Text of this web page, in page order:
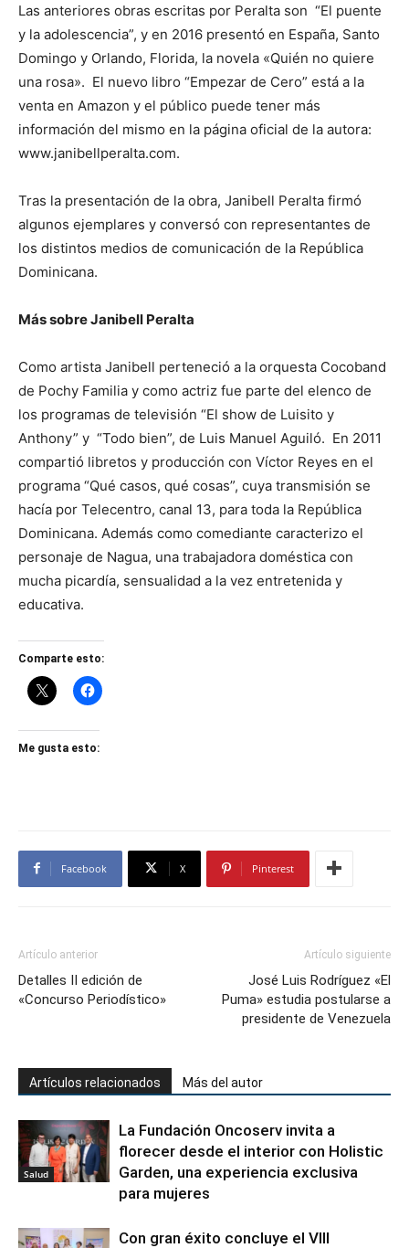
Las anteriores obras escritas por Peralta son “El puente
y la adolescencia”, y en 2016 presentó en España, Santo
Domingo y Orlando, Florida, la novela «Quién no quiere
una rosa». El nuevo libro “Empezar de Cero” está a la
venta en Amazon y el público puede tener más
información del mismo en la página oficial de la autora:
www.janibellperalta.com.
Tras la presentación de la obra, Janibell Peralta firmó
algunos ejemplares y conversó con representantes de
los distintos medios de comunicación de la República
Dominicana.
Más sobre Janibell Peralta
Como artista Janibell perteneció a la orquesta Cocoband
de Pochy Familia y como actriz fue parte del elenco de
los programas de televisión “El show de Luisito y
Anthony” y “Todo bien”, de Luis Manuel Aguiló. En 2011
compartió libretos y producción con Víctor Reyes en el
programa “Qué casos, qué cosas”, cuya transmisión se
hacía por Telecentro, canal 13, para toda la República
Dominicana. Además como comediante caracterizo el
personaje de Nagua, una trabajadora doméstica con
mucha picardía, sensualidad a la vez entretenida y
educativa.
Comparte esto:
Me gusta esto:
Facebook X Pinterest
Artículo anterior
Detalles II edición de
«Concurso Periodístico»
Artículo siguiente
José Luis Rodríguez «El
Puma» estudia postularse a
presidente de Venezuela
Artículos relacionados Más del autor
Salud
La Fundación Oncoserv invita a
florecer desde el interior con Holistic
Garden, una experiencia exclusiva
para mujeres
Con gran éxito concluye el VIII